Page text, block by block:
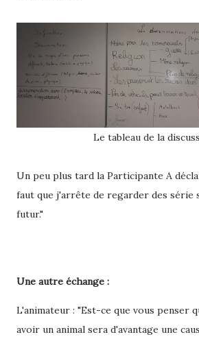
Le tableau de la
Un peu plus tard la Participante A
faut que j'arrête de regarder des série
futur."
Une autre échange :
L'animateur : "Est-ce que vous penser
avoir un animal sera d'avantage une